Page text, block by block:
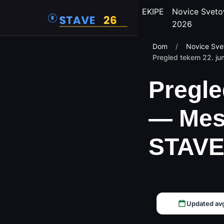
EKIPE
Novice
2026
Dom / Novice
Pregled tekem 22.
—
Updated